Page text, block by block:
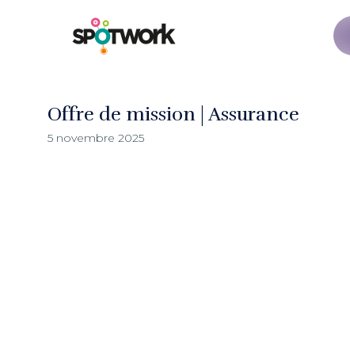
Offre de mission | Assurance
5 novembre 2025